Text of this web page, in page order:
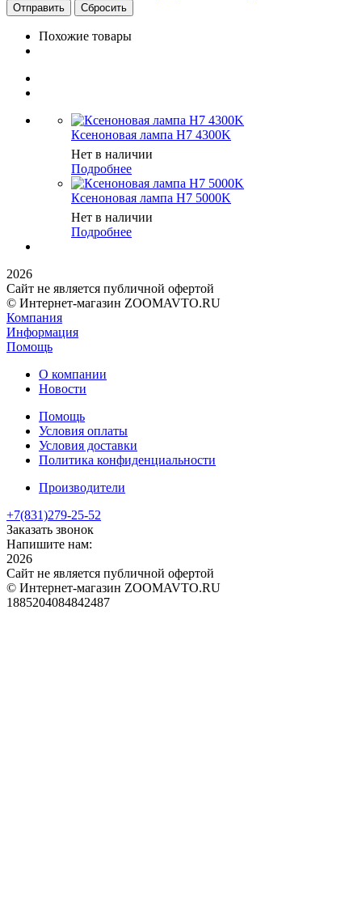
Сбросить
Похожие товары
Ксеноновая лампа H7 4300K
Нет в наличии
Подробнее
Ксеноновая лампа H7 5000K
Нет в наличии
Подробнее
2026
Сайт не является публичной офертой
© Интернет-магазин ZOOMAVTO.RU
Компания
Информация
Помощь
О компании
Новости
Помощь
Условия оплаты
Условия доставки
Политика конфиденциальности
Производители
+7(831)279-25-52
Заказать звонок
Напишите нам:
2026
Сайт не является публичной офертой
© Интернет-магазин ZOOMAVTO.RU
1885204084842487